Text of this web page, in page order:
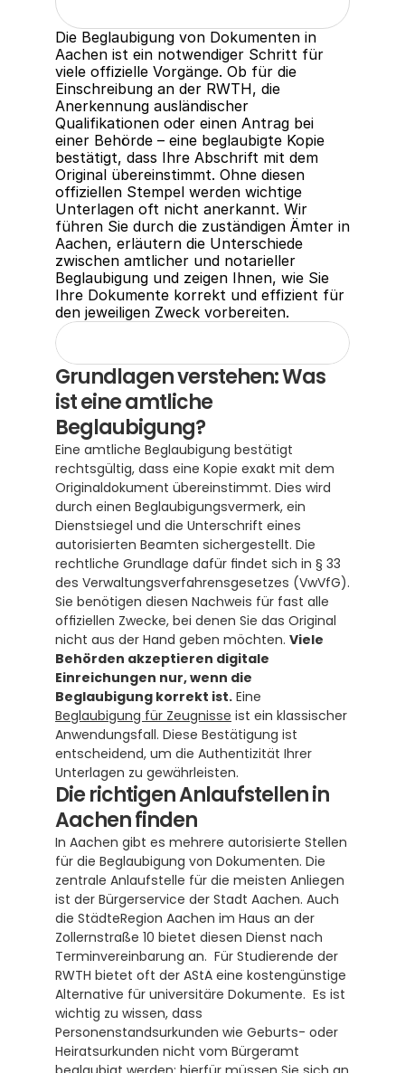
Die Beglaubigung von Dokumenten in
Aachen ist ein notwendiger Schritt für
viele offizielle Vorgänge. Ob für die
Einschreibung an der RWTH, die
Anerkennung ausländischer
Qualifikationen oder einen Antrag bei
einer Behörde – eine beglaubigte Kopie
bestätigt, dass Ihre Abschrift mit dem
Original übereinstimmt. Ohne diesen
offiziellen Stempel werden wichtige
Unterlagen oft nicht anerkannt. Wir
führen Sie durch die zuständigen Ämter in
Aachen, erläutern die Unterschiede
zwischen amtlicher und notarieller
Beglaubigung und zeigen Ihnen, wie Sie
Ihre Dokumente korrekt und effizient für
den jeweiligen Zweck vorbereiten.
Grundlagen verstehen: Was
ist eine amtliche
Beglaubigung?
Eine amtliche Beglaubigung bestätigt
rechtsgültig, dass eine Kopie exakt mit dem
Originaldokument übereinstimmt. Dies wird
durch einen Beglaubigungsvermerk, ein
Dienstsiegel und die Unterschrift eines
autorisierten Beamten sichergestellt. Die
rechtliche Grundlage dafür findet sich in § 33
des Verwaltungsverfahrensgesetzes (VwVfG).
Sie benötigen diesen Nachweis für fast alle
offiziellen Zwecke, bei denen Sie das Original
nicht aus der Hand geben möchten. Viele
Behörden akzeptieren digitale
Einreichungen nur, wenn die
Beglaubigung korrekt ist.
Beglaubigung für Zeugnisse ist ein klassischer
Anwendungsfall. Diese Bestätigung ist
entscheidend, um die Authentizität Ihrer
Unterlagen zu gewährleisten.
Die richtigen Anlaufstellen in
Aachen finden
In Aachen gibt es mehrere autorisierte Stellen
für die Beglaubigung von Dokumenten. Die
zentrale Anlaufstelle für die meisten Anliegen
ist der Bürgerservice der Stadt Aachen. Auch
die StädteRegion Aachen im Haus an der
Zollernstraße 10 bietet diesen Dienst nach
Terminvereinbarung an.  Für Studierende der
RWTH bietet oft der AStA eine kostengünstige
Alternative für universitäre Dokumente.  Es ist
wichtig zu wissen, dass
Personenstandsurkunden wie Geburts- oder
Heiratsurkunden nicht vom Bürgeramt